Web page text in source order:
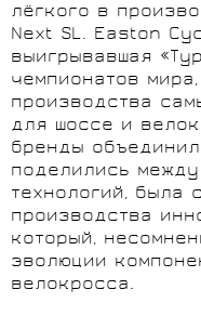
лёгкого в
Next SL. Easton
выигрывавшая
чемпионатов
производства
для шоссе и
бренды
поделились
технологий, была
производства
который,
эволюции
велокросса.